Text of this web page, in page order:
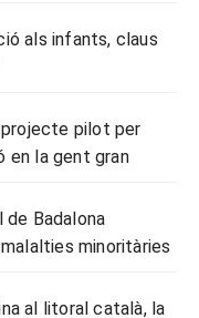
als infants, claus
projecte pilot per
en la gent gran
de Badalona
minoritàries
al litoral català, la